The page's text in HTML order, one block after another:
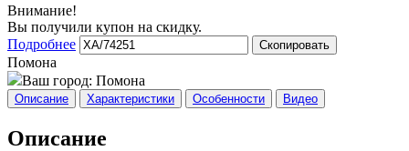
Внимание!
Вы получили купон на скидку.
Подробнее
Скопировать
Помона
Ваш город: Помона
Описание Характеристики Особенности Видео
Описание